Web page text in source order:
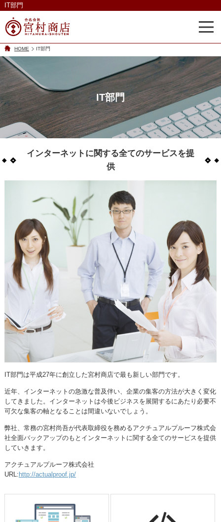
IT部門
HOME IT部門
IT部門
インターネットに関する全てのサービスを提
供
IT部門は平成27年に創立した宮村商店で最も新しい部門です。
近年、インターネットの急激な普及伴い、企業の集客の方法が大きく変化
してきました。インターネットは今後ビジネスを展開するにあたり必要不
可欠な集客の軸となることは間違いないでしょう。
弊社、常務の宮村尚吾が代表取締役を務めるアクチュアルプルーフ株式会
社全面バックアップのもとインターネットに関する全てのサービスを提供
していきます。
アクチュアルプルーフ株式会社
URL: http://actualproof.jp/